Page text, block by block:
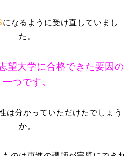
になるように受け直していまし
た。
望大学に合格できた要因の
一つです。
は分かっていただけたでしょう
か。